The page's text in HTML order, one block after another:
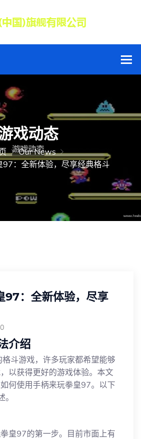
戏动态
Our News
97：全新体验，尽享经典格斗
97：全新体验，尽享
介绍
斗游戏，许多玩家都希望能够
以获得更好的游戏体验。本文
何使用手柄来玩拳皇97。以下
皇97的第一步。目前市面上有